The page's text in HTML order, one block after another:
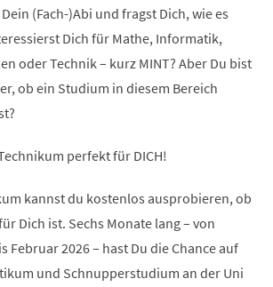
(Fach-)Abi und fragst Dich, wie es
Dich für Mathe, Informatik,
oder Technik – kurz MINT? Aber Du bist
ob ein Studium in diesem Bereich
perfekt für DICH!
kannst du kostenlos ausprobieren, ob
Dich ist. Sechs Monate lang – von
Februar 2026 – hast Du die Chance auf
und Schnupperstudium an der Uni